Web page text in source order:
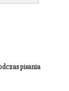
pisania